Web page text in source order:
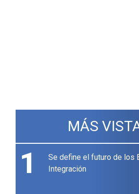
MÁS
1
Se define el futuro de los
Integración